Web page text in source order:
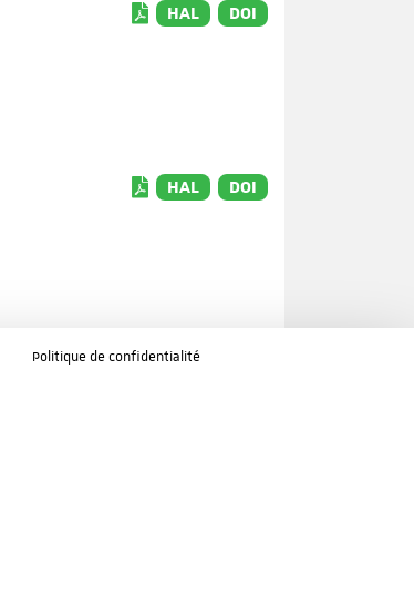
HAL DOI
HAL DOI
HAL
Politique de confidentialité